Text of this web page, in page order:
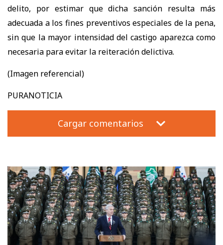
delito, por estimar que dicha sanción resulta más
adecuada a los fines preventivos especiales de la pena,
sin que la mayor intensidad del castigo aparezca como
necesaria para evitar la reiteración delictiva.
(Imagen referencial)
PURANOTICIA
Cargar comentarios